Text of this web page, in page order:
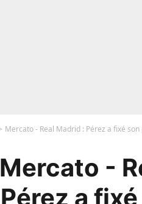
Mercato - Real Madrid : Pérez a fixé
Mercato -
Pérez a